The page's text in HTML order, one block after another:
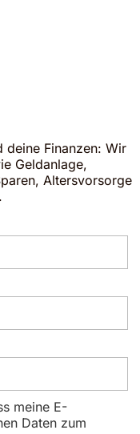
deine Finanzen: Wir
Geldanlage,
Altersvorsorge
meine E-
Daten zum